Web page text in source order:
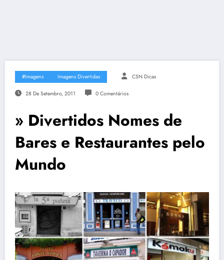
#Imagens Imagens Divertidas CSN Dicas
28 De Setembro, 2011 0 Comentários
» Divertidos Nomes de
Bares e Restaurantes pelo
Mundo